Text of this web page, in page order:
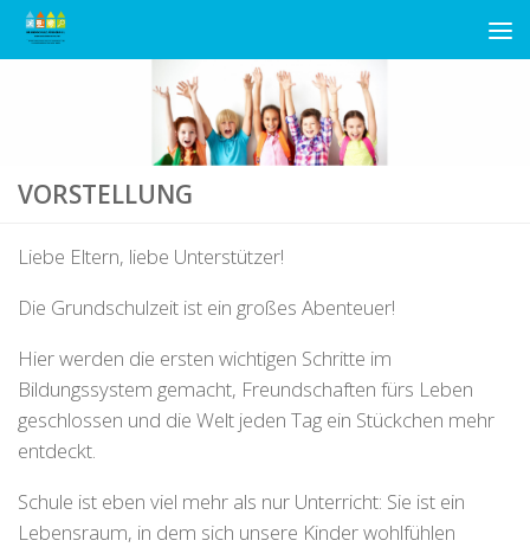
Unter dem Inhalt
VORSTELLUNG
Liebe Eltern, liebe Unterstützer!
Die Grundschulzeit ist ein großes Abenteuer!
Hier werden die ersten wichtigen Schritte im
Bildungssystem gemacht, Freundschaften fürs Leben
geschlossen und die Welt jeden Tag ein Stückchen mehr
entdeckt.
Schule ist eben viel mehr als nur Unterricht: Sie ist ein
Lebensraum, in dem sich unsere Kinder wohlfühlen